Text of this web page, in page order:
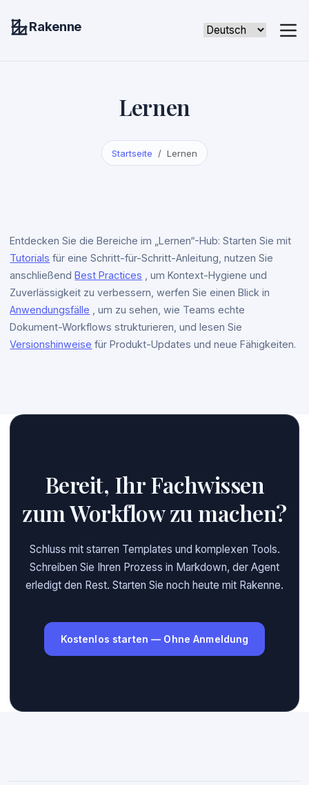
Rakenne
Lernen
Startseite Lernen
Entdecken Sie die Bereiche im „Lernen“-Hub: Starten Sie mit
Tutorials für eine Schritt-für-Schritt-Anleitung, nutzen Sie
anschließendBest Practices , um Kontext-Hygiene und
Zuverlässigkeit zu verbessern, werfen Sie einen Blick in
Anwendungsfälle , um zu sehen, wie Teams echte
Dokument-Workflows strukturieren, und lesen Sie
Versionshinweise für Produkt-Updates und neue Fähigkeiten.
Bereit, Ihr Fachwissen
zum Workflow zu machen?
Schluss mit starren Templates und komplexen Tools.
Schreiben Sie Ihren Prozess in Markdown, der Agent
erledigt den Rest. Starten Sie noch heute mit Rakenne.
Kostenlos starten — Ohne Anmeldung